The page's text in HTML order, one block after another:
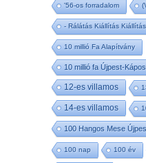
'56-os forradalom
- Rálátás Kiállítás Kiállítás
10 millió Fa Alapítvány
10 millió fa Újpest-
12-es villamos
14-es villamos
100 Hangos Mese
100 nap 100 év